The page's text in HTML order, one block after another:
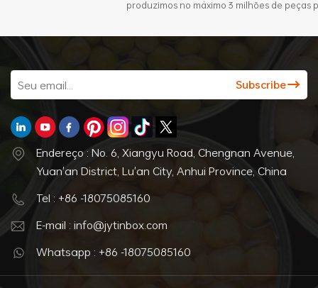
produzimos no máximo 3 milhões de peças por mês.
Endereço : No. 6, Xiangyu Road, Chengnan Avenue,
Yuan'an District, Lu'an City, Anhui Province, China
Tel : +86 -18075085160
E-mail : info@jytinbox.com
Whatsapp : +86 -18075085160